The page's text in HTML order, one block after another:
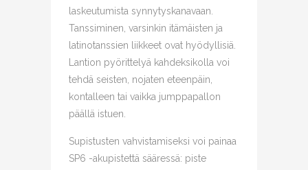
laskeutumista synnytyskanavaan.
Tanssiminen, varsinkin itämäisten ja
latinotanssien liikkeet ovat hyödyllisiä.
Lantion pyörittelyä kahdeksikolla voi
tehdä seisten, nojaten eteenpäin,
kontalleen tai vaikka jumppapallon
päällä istuen.
Supistusten vahvistamiseksi voi painaa
SP6 -akupistettä sääressä: piste